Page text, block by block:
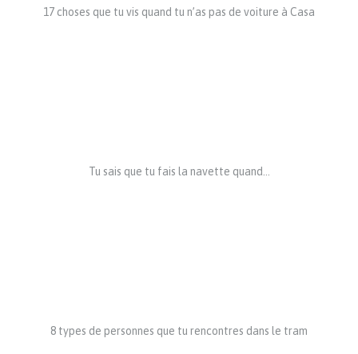
17 choses que tu vis quand tu n’as pas de voiture à Casa
Tu sais que tu fais la navette quand…
8 types de personnes que tu rencontres dans le tram